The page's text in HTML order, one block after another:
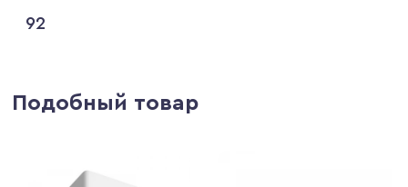
92
Подобный товар